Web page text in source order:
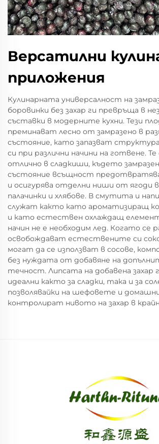
Версатилни
приложения
Кулинарната универсалност на
боровинки без захар ги превръща в
съставки в модерните кухни. Тези
преминават лесно от замразено в
състояние, като запазват
си при различни начини на готвене.
отлично в сладкиши, където
състояние всъщност
и осигурява отделни ниши от ягоди в
палачинки и хлябове. В смутита и
служат както като ароматизиращ
и като естествен охлаждащ
начин не е необходим лед. Когато се
освобождават естествените си
могат да се използват в сосове,
без нуждата от добавяне на
течност. Липсата на добавена захар
идеални както за сладки, така и за
позволявайки на шефовете и
контролират нивото на захар в